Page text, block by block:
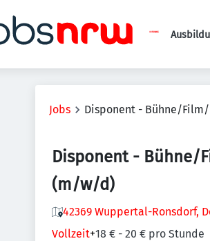
Jobs Disponent - Bühne/
Disponent - Bühne/
(m/w/d)
42369 Wuppertal-Ronsdorf,
Vollzeit+18 € - 20 € pro Stunde